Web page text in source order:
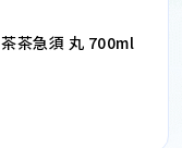
茶急須 丸 700ml